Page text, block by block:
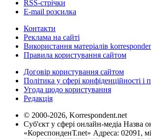
RSS-стрічки
E-mail розсилка
Контакти
Реклама на сайті
Використання матеріалів
Правила користування сайтом
Договір користування сайтом
Політика у сфері конфіденційності і
Угода щодо користування
Редакція
© 2000-2026, Korrespondent.net
Суб'єкт у сфері онлайн-медіа Назва
«КореспонденТ.net» Адреса: 02091,